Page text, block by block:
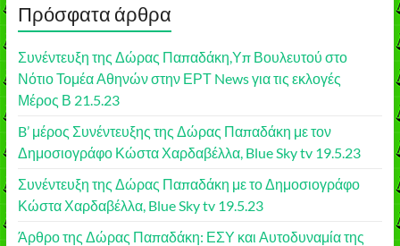
Πρόσφατα άρθρα
Συνέντευξη της Δώρας Παπαδάκη,Υπ Βουλευτού στο
Νότιο Τομέα Αθηνών στην ΕΡΤ News για τις εκλογές
Μέρος Β 21.5.23
B’ μέρος Συνέντευξης της Δώρας Παπαδάκη με τον
Δημοσιογράφο Κώστα Χαρδαβέλλα, Blue Sky tv 19.5.23
Συνέντευξη της Δώρας Παπαδάκη με το Δημοσιογράφο
Κώστα Χαρδαβέλλα, Blue Sky tv 19.5.23
Άρθρο της Δώρας Παπαδάκη: ΕΣΥ και Αυτοδυναμία της